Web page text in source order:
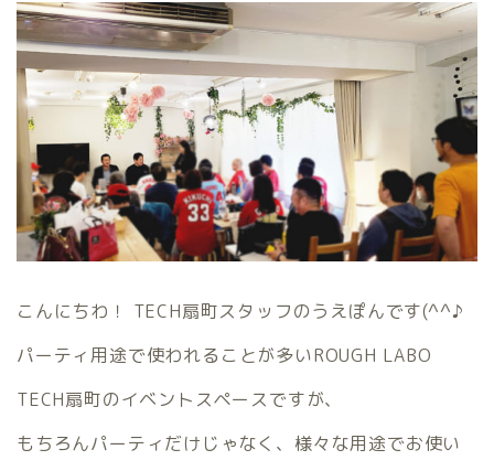
こんにちわ！ TECH扇町スタッフのうえぽんです(^^♪
パーティ用途で使われることが多いROUGH LABO
TECH扇町のイベントスペースですが、
もちろんパーティだけじゃなく、様々な用途でお使い